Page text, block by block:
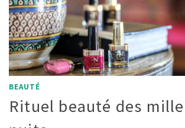
BEAUTÉ
Rituel beauté des